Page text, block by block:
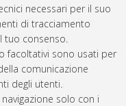
necessari per il suo
di tracciamento
tuo consenso.
facoltativi sono usati per
comunicazione
degli utenti.
solo con i